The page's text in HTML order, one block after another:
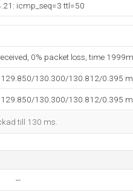
icmp_seq=3 ttl=50
0% packet loss, time
130.300/130.812/0.395
130.300/130.812/0.395
till 130 ms.
--